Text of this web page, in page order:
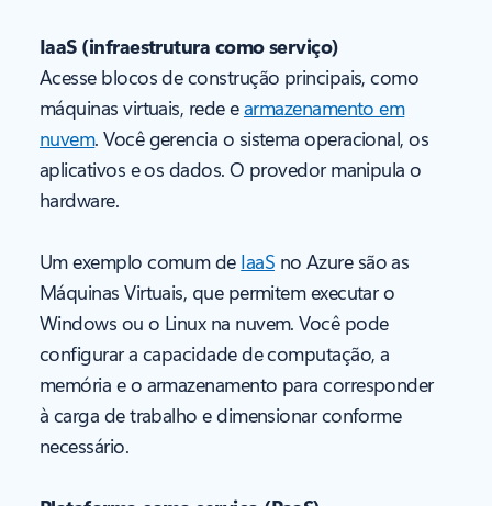
IaaS (infraestrutura como serviço)
Acesse blocos de construção principais, como
máquinas virtuais, rede earmazenamento em
nuvem. Você gerencia o sistema operacional, os
aplicativos e os dados. O provedor manipula o
hardware.
Um exemplo comum de IaaS no Azure são as
Máquinas Virtuais, que permitem executar o
Windows ou o Linux na nuvem. Você pode
configurar a capacidade de computação, a
memória e o armazenamento para corresponder
à carga de trabalho e dimensionar conforme
necessário.